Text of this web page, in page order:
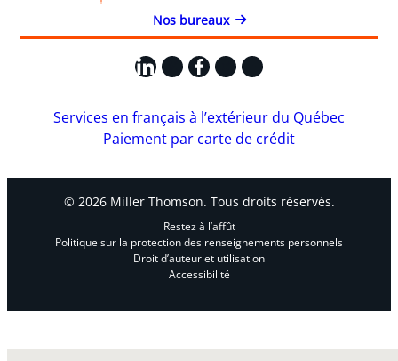
Nos bureaux
LinkedIn
X Facebook
Instagram
YouTube
Services en français à l’extérieur du Québec
Paiement par carte de crédit
© 2026 Miller Thomson. Tous droits réservés.
Restez à l’affût
Politique sur la protection des renseignements personnels
Droit d’auteur et utilisation
Accessibilité